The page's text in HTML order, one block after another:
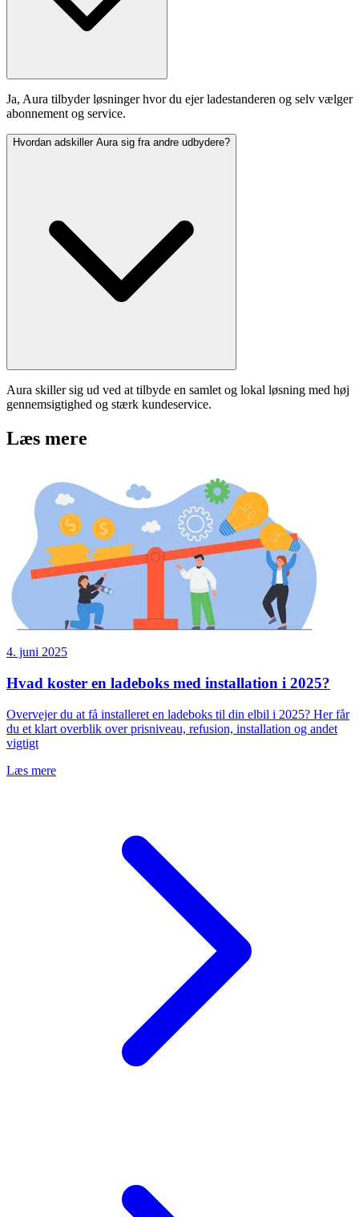
Ja, Aura tilbyder løsninger hvor du ejer ladestanderen og selv vælger
abonnement og service.
Hvordan adskiller Aura sig fra andre udbydere?
Aura skiller sig ud ved at tilbyde en samlet og lokal løsning med høj
gennemsigtighed og stærk kundeservice.
Læs mere
4. juni 2025
Hvad koster en ladeboks med installation i 2025?
Overvejer du at få installeret en ladeboks til din elbil i 2025? Her får
du et klart overblik over prisniveau, refusion, installation og andet
vigtigt
Læs mere